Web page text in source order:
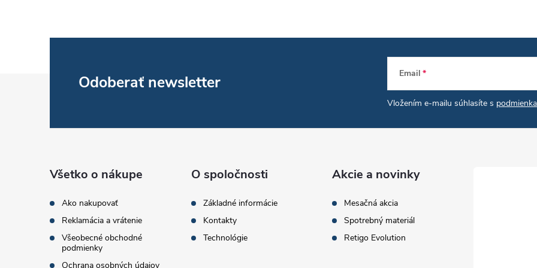
e
r
v
Odoberať newsletter Email
Vložením e-mailu súhlasíte s
Všetko o nákupe
Ako nakupovať
Reklamácia a vrátenie
Všeobecné obchodné
podmienky
Ochrana osobných údajov
O spoločnosti
Základné informácie
Kontakty
Technológie
Akcie a novinky
Mesačná akcia
Spotrebný materiál
Retigo Evolution